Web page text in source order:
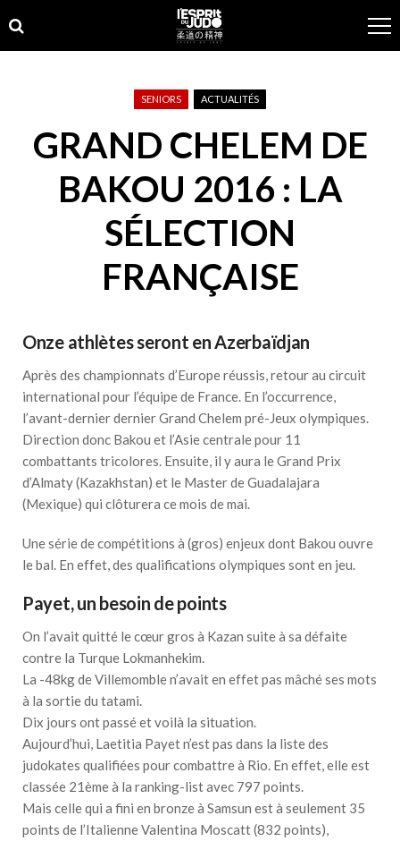
to
navigation
to
content
SENIORS ACTUALITÉS
GRAND CHELEM DE
BAKOU 2016 : LA
SÉLECTION
FRANÇAISE
Onze athlètes seront en Azerbaïdjan
Après des championnats d’Europe réussis, retour au circuit
international pour l’équipe de France. En l’occurrence,
l’avant-dernier dernier Grand Chelem pré-Jeux olympiques.
Direction donc Bakou et l’Asie centrale pour 11
combattants tricolores. Ensuite, il y aura le Grand Prix
d’Almaty (Kazakhstan) et le Master de Guadalajara
(Mexique) qui clôturera ce mois de mai.
Une série de compétitions à (gros) enjeux dont Bakou ouvre
le bal. En effet, des qualifications olympiques sont en jeu.
Payet, un besoin de points
On l’avait quitté le cœur gros à Kazan suite à sa défaite
contre la Turque Lokmanhekim.
La -48kg de Villemomble n’avait en effet pas mâché ses mots
à la sortie du tatami.
Dix jours ont passé et voilà la situation.
Aujourd’hui, Laetitia Payet n’est pas dans la liste des
judokates qualifiées pour combattre à Rio. En effet, elle est
classée 21ème à la ranking-list avec 797 points.
Mais celle qui a fini en bronze à Samsun est à seulement 35
points de l’Italienne Valentina Moscatt (832 points),